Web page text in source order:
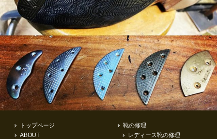
トップページ
ABOUT
靴の修理
レディース靴の修理